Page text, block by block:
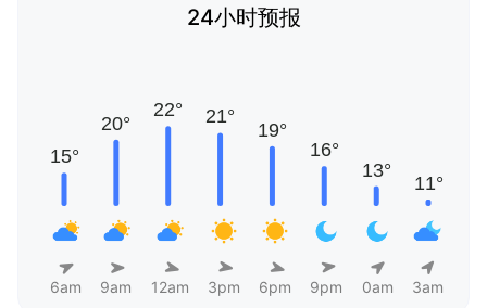
24小时预报
6am 9am 12am 3pm 6pm 9pm 0am 3am